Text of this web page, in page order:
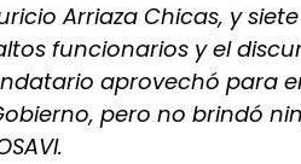
Arriaza Chicas, y
funcionarios y el
aprovechó para
pero no brindó